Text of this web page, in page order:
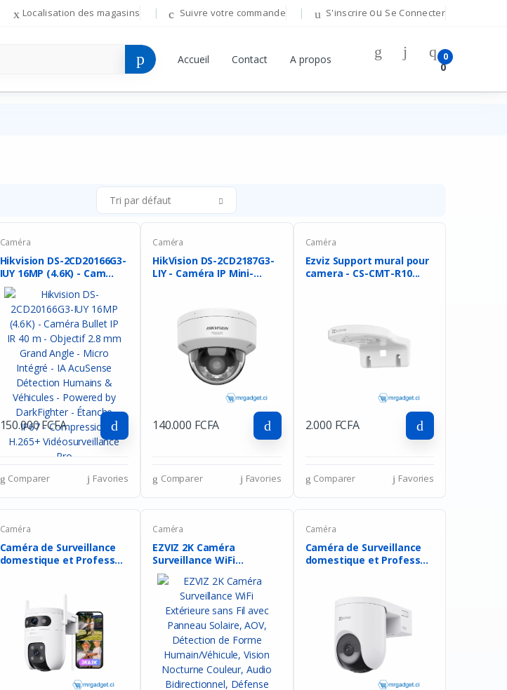
Localisation des magasins Suivre votre commande S'inscrire ou Se Connecter
Accueil Contact A propos 0
0
Tri par défaut
Caméra
Hikvision DS-2CD20166G3-
IUY 16MP (4.6K) - Cam...
150.000 FCFA
Comparer Favories
Caméra
HikVision DS-2CD2187G3-
LIY - Caméra IP Mini-...
140.000 FCFA
Comparer Favories
Caméra
Ezviz Support mural pour
camera - CS-CMT-R10...
2.000 FCFA
Comparer Favories
Caméra
Caméra de Surveillance
domestique et Profess...
Caméra
EZVIZ 2K Caméra
Surveillance WiFi
Extérieur...
Caméra
Caméra de Surveillance
domestique et Profess...